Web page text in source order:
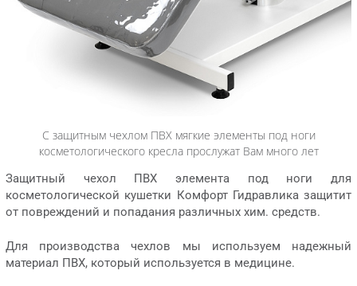
С защитным чехлом ПВХ мягкие элементы под ноги
косметологического кресла прослужат Вам много лет
Защитный чехол ПВХ элемента под ноги для
косметологической кушетки Комфорт Гидравлика защитит
от повреждений и попадания различных хим. средств.
Для производства чехлов мы используем надежный
материал ПВХ, который используется в медицине.